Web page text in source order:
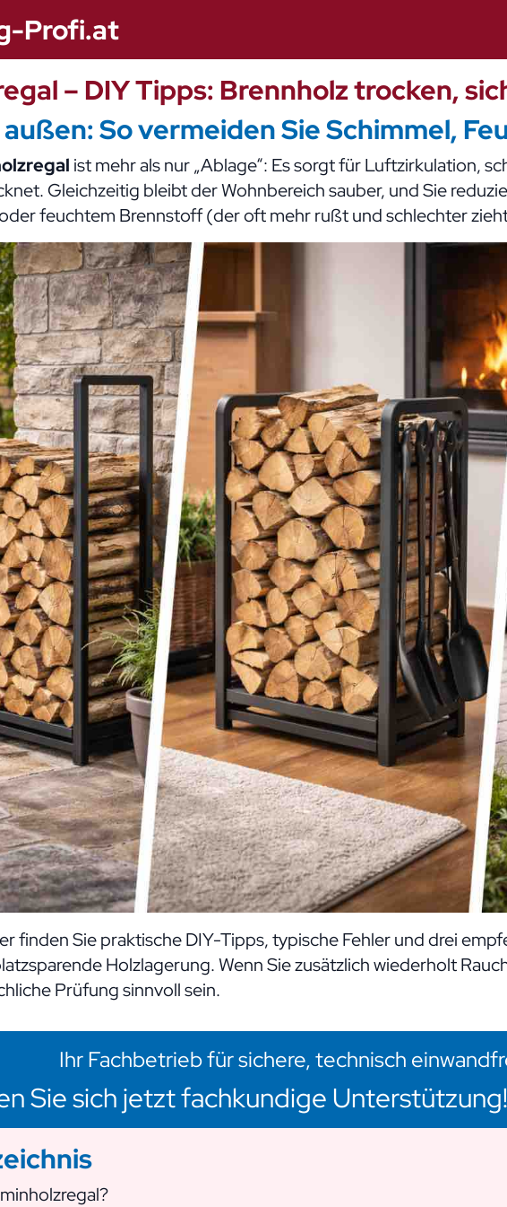
Profi.at
– DIY Tipps: Brennholz trocken,
So vermeiden Sie Schimmel,
ist mehr als nur „Ablage“: Es sorgt für Luftzirkulation,
Gleichzeitig bleibt der Wohnbereich sauber, und Sie
feuchtem Brennstoff (der oft mehr rußt und schlechter
finden Sie praktische DIY-Tipps, typische Fehler und drei
Holzlagerung. Wenn Sie zusätzlich wiederholt
Prüfung sinnvoll sein.
Ihr Fachbetrieb für sichere, technisch
Sie sich jetzt fachkundige Unterstützung!